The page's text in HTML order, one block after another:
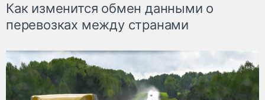
Как изменится обмен данными о
перевозках между странами